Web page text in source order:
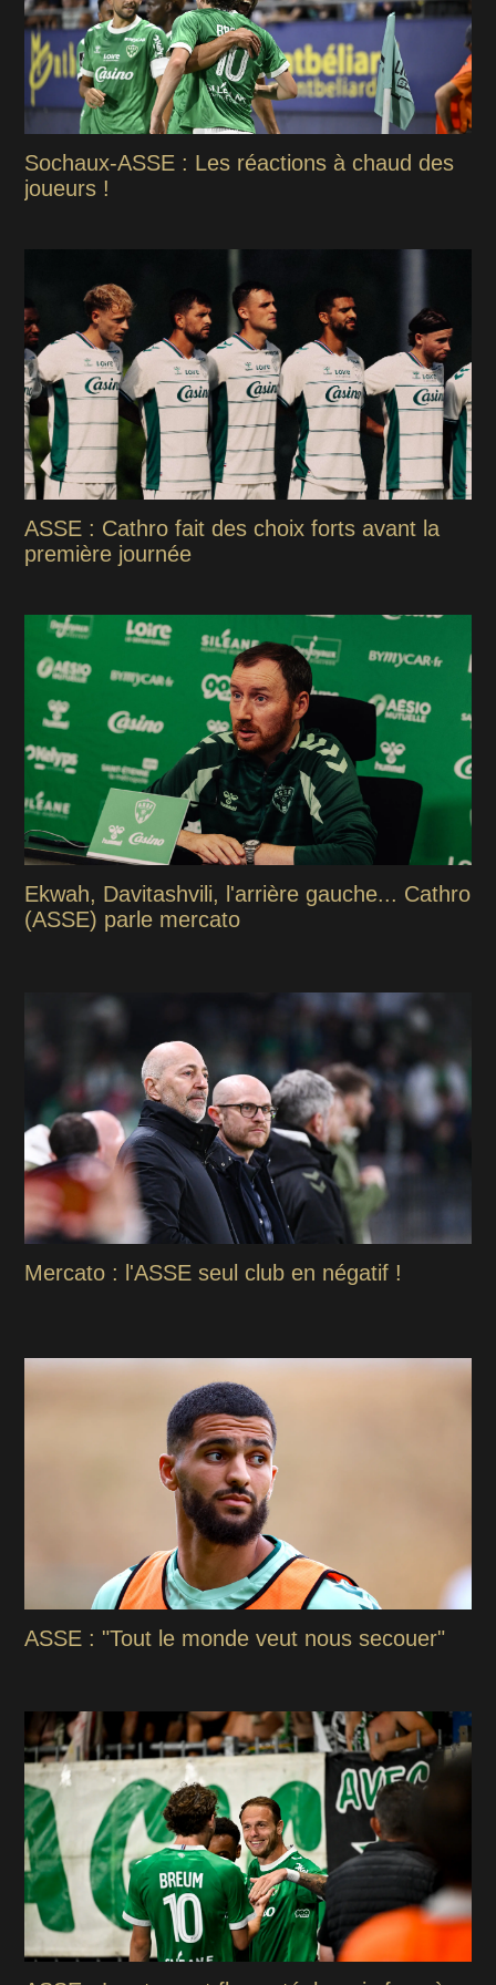
Sochaux-ASSE : Les réactions à chaud des
joueurs !
ASSE : Cathro fait des choix forts avant la
première journée
Ekwah, Davitashvili, l'arrière gauche... Cathro
(ASSE) parle mercato
Mercato : l'ASSE seul club en négatif !
ASSE : "Tout le monde veut nous secouer"